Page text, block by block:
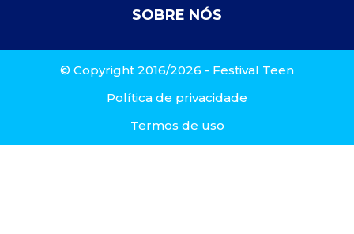
SOBRE NÓS
© Copyright 2016/2026 - Festival Teen
Política de privacidade
Termos de uso